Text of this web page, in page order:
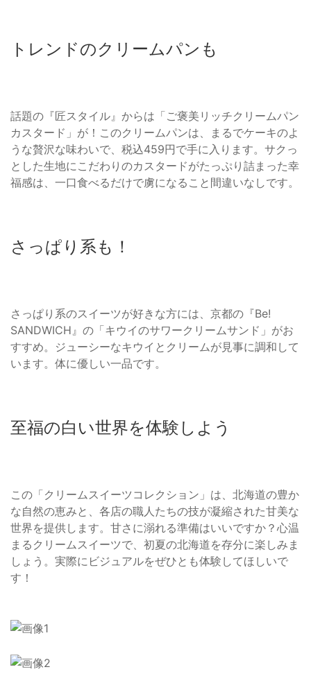
トレンドのクリームパンも
話題の『匠スタイル』からは「ご褒美リッチクリームパン
カスタード」が！このクリームパンは、まるでケーキのよ
うな贅沢な味わいで、税込459円で手に入ります。サクっ
とした生地にこだわりのカスタードがたっぷり詰まった幸
福感は、一口食べるだけで虜になること間違いなしです。
さっぱり系も！
さっぱり系のスイーツが好きな方には、京都の『Be!
SANDWICH』の「キウイのサワークリームサンド」がお
すすめ。ジューシーなキウイとクリームが見事に調和して
います。体に優しい一品です。
至福の白い世界を体験しよう
この「クリームスイーツコレクション」は、北海道の豊か
な自然の恵みと、各店の職人たちの技が凝縮された甘美な
世界を提供します。甘さに溺れる準備はいいですか？心温
まるクリームスイーツで、初夏の北海道を存分に楽しみま
しょう。実際にビジュアルをぜひとも体験してほしいで
す！